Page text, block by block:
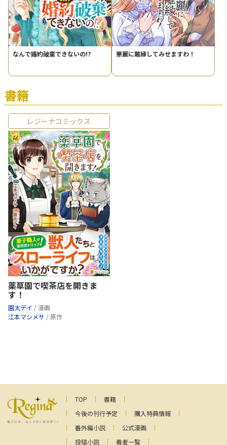
なんで婚約破棄できないの!? 華麗に離縁してみせますわ！
書籍
レジーナコミックス
薬草園で喫茶店を開きま
す！
園太デイ / 漫画
江本マシメサ / 原作
TOP
書籍
今後の刊行予定
購入特典情報
番外編小説
公式漫画
投稿小説
著者一覧